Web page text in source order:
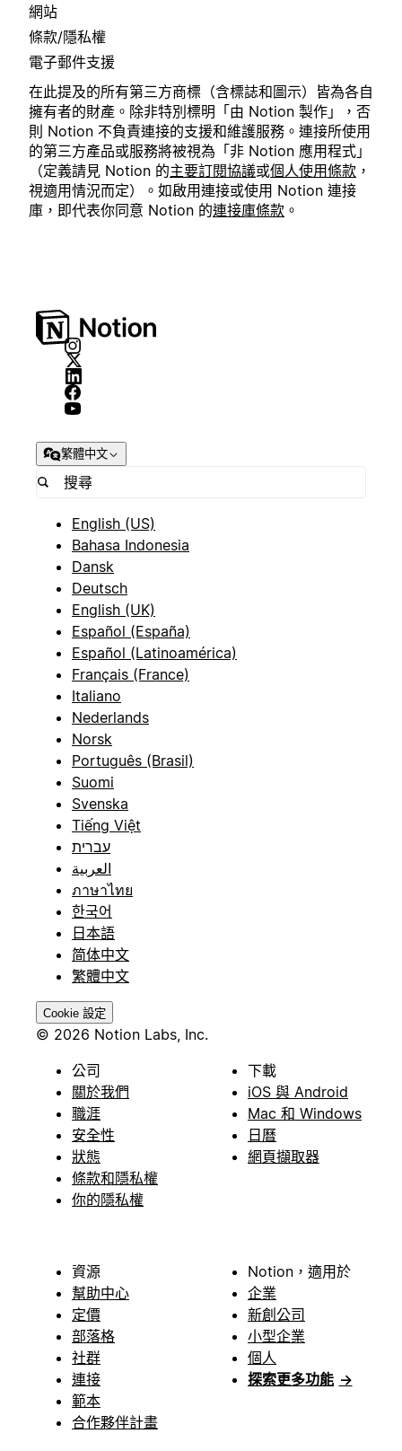
網站
條款/隱私權
電子郵件支援
在此提及的所有第三方商標（含標誌和圖示）皆為各自
擁有者的財產。除非特別標明「由 Notion 製作」，否
則 Notion 不負責連接的支援和維護服務。連接所使用
的第三方產品或服務將被視為「非 Notion 應用程式」
（定義請見 Notion 的主要訂閱協議或個人使用條款 ，
視適用情況而定）。如啟用連接或使用 Notion 連接
庫，即代表你同意 Notion 的連接庫條款 。
繁體中文
English (US)
Bahasa Indonesia
Dansk
Deutsch
English (UK)
Español (España)
Español (Latinoamérica)
Français (France)
Italiano
Nederlands
Norsk
Português (Brasil)
Suomi
Svenska
Tiếng Việt
עברית
العربية
ภาษาไทย
한국어
日本語
简体中文
繁體中文
Cookie 設定
© 2026 Notion Labs, Inc.
公司
關於我們
職涯
安全性
狀態
條款和隱私權
你的隱私權
下載
iOS 與 Android
Mac 和 Windows
日曆
網頁擷取器
資源
幫助中心
定價
部落格
社群
連接
範本
合作夥伴計畫
Notion，適用於
企業
新創公司
小型企業
個人
探索更多功能 →